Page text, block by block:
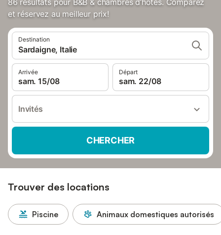
86 résultats pour B&B & chambres d’hôtes. Comparez
et réservez au meilleur prix!
Destination
Sardaigne, Italie
Arrivée
sam. 15/08
Départ
sam. 22/08
Invités
CHERCHER
Trouver des locations
Piscine Animaux domestiques autorisés